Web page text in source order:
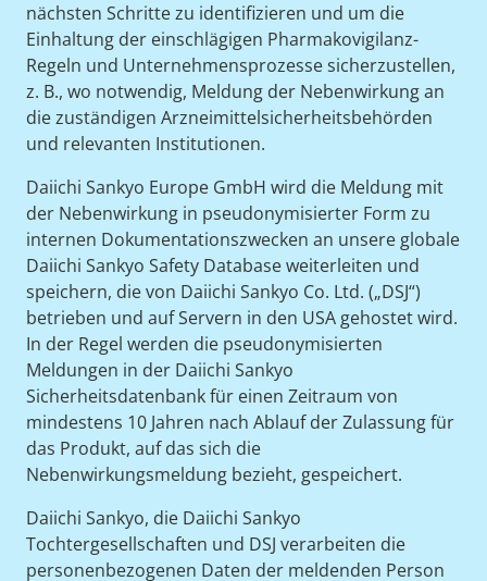
nächsten Schritte zu identifizieren und um die
Einhaltung der einschlägigen Pharmakovigilanz-
Regeln und Unternehmensprozesse sicherzustellen,
z. B., wo notwendig, Meldung der Nebenwirkung an
die zuständigen Arzneimittelsicherheitsbehörden
und relevanten Institutionen.
Daiichi Sankyo Europe GmbH wird die Meldung mit
der Nebenwirkung in pseudonymisierter Form zu
internen Dokumentationszwecken an unsere globale
Daiichi Sankyo Safety Database weiterleiten und
speichern, die von Daiichi Sankyo Co. Ltd. („DSJ“)
betrieben und auf Servern in den USA gehostet wird.
In der Regel werden die pseudonymisierten
Meldungen in der Daiichi Sankyo
Sicherheitsdatenbank für einen Zeitraum von
mindestens 10 Jahren nach Ablauf der Zulassung für
das Produkt, auf das sich die
Nebenwirkungsmeldung bezieht, gespeichert.
Daiichi Sankyo, die Daiichi Sankyo
Tochtergesellschaften und DSJ verarbeiten die
personenbezogenen Daten der meldenden Person